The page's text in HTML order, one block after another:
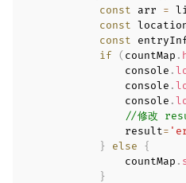
const arr =
const
const
if
( countMap .
                console
.
                console
.
                console
.
//修改
                result
=
}
else
{
                countMap
.
}